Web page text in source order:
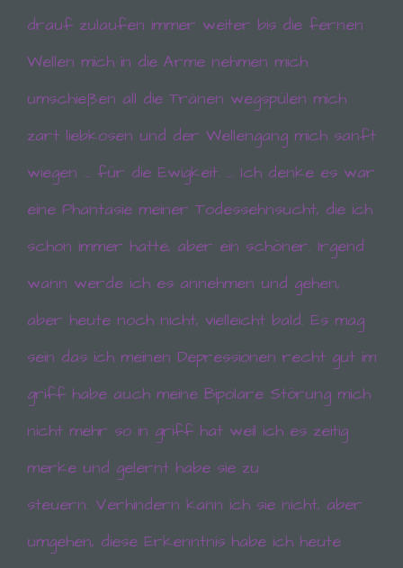
drauf zulaufen immer weiter bis die fernen
Wellen mich in die Arme nehmen mich
umschießen all die Tränen wegspülen mich
zart liebkosen und der Wellengang mich sanft
wiegen … für die Ewigkeit. … Ich denke es war
eine Phantasie meiner Todessehnsucht, die ich
schon immer hatte, aber ein schöner. Irgend
wann werde ich es annehmen und gehen,
aber heute noch nicht, vielleicht bald. Es mag
sein das ich meinen Depressionen recht gut im
griff habe auch meine Bipolare Störung mich
nicht mehr so in griff hat weil ich es zeitig
merke und gelernt habe sie zu
steuern. Verhindern kann ich sie nicht, aber
umgehen, diese Erkenntnis habe ich heute
und Angebote auf unserer Internetseite im Sinne
ermöglichen uns, wie bereits erwähnt, die
Zweck dieser Wiedererkennung ist es, den
Nutzern die Verwendung unserer Internetseite zu
erleichtern. Der Benutzer einer Internetseite, die
Cookies verwendet, muss beispielsweise nicht bei
jedem Besuch der Internetseite erneut seine
Zugangsdaten eingeben, weil dies von der
Internetseite und dem auf dem Computersystem
wird. Ein weiteres Beispiel ist das Cookie eines
Warenkorbes im Online-Shop. Der Online-Shop
merkt sich die Artikel, die ein Kunde in den
virtuellen Warenkorb gelegt hat, über ein Cookie.
Cookies durch unsere Internetseite jederzeit
genutzten Internetbrowsers verhindern und damit
widersprechen. Ferner können bereits gesetzte
Cookies jederzeit über einen Internetbrowser oder
andere Softwareprogramme gelöscht werden. Dies
ist in allen gängigen Internetbrowsern möglich.
Deaktiviert die betroffene Person die Setzung von
unter Umständen nicht alle Funktionen unserer
Internetseite vollumfänglich nutzbar.